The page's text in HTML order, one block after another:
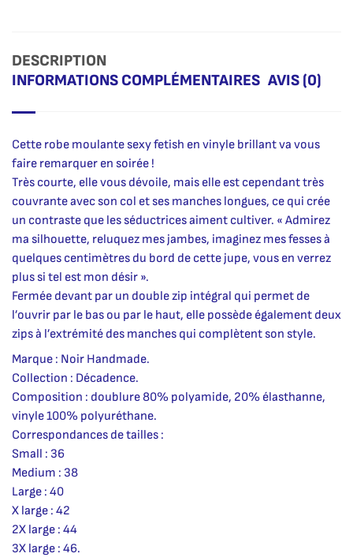
DESCRIPTION
INFORMATIONS COMPLÉMENTAIRES AVIS (0)
Cette robe moulante sexy fetish en vinyle brillant va vous
faire remarquer en soirée !
Très courte, elle vous dévoile, mais elle est cependant très
couvrante avec son col et ses manches longues, ce qui crée
un contraste que les séductrices aiment cultiver. « Admirez
ma silhouette, reluquez mes jambes, imaginez mes fesses à
quelques centimètres du bord de cette jupe, vous en verrez
plus si tel est mon désir ».
Fermée devant par un double zip intégral qui permet de
l’ouvrir par le bas ou par le haut, elle possède également deux
zips à l’extrémité des manches qui complètent son style.
Marque : Noir Handmade.
Collection : Décadence.
Composition : doublure 80% polyamide, 20% élasthanne,
vinyle 100% polyuréthane.
Correspondances de tailles :
Small : 36
Medium : 38
Large : 40
X large : 42
2X large : 44
3X large : 46.